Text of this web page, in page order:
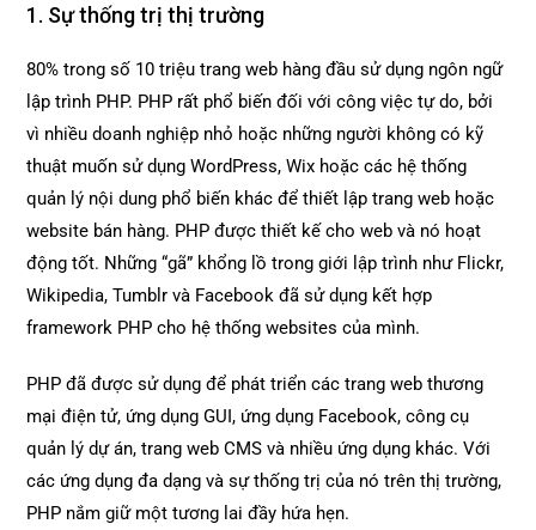
1. Sự thống trị thị trường
80% trong số 10 triệu trang web hàng đầu sử dụng ngôn ngữ
lập trình PHP. PHP rất phổ biến đối với công việc tự do, bởi
vì nhiều doanh nghiệp nhỏ hoặc những người không có kỹ
thuật muốn sử dụng WordPress, Wix hoặc các hệ thống
quản lý nội dung phổ biến khác để thiết lập trang web hoặc
website bán hàng. PHP được thiết kế cho web và nó hoạt
động tốt. Những “gã” khổng lồ trong giới lập trình như Flickr,
Wikipedia, Tumblr và Facebook đã sử dụng kết hợp
framework PHP cho hệ thống websites của mình.
PHP đã được sử dụng để phát triển các trang web thương
mại điện tử, ứng dụng GUI, ứng dụng Facebook, công cụ
quản lý dự án, trang web CMS và nhiều ứng dụng khác. Với
các ứng dụng đa dạng và sự thống trị của nó trên thị trường,
PHP nắm giữ một tương lai đầy hứa hẹn.